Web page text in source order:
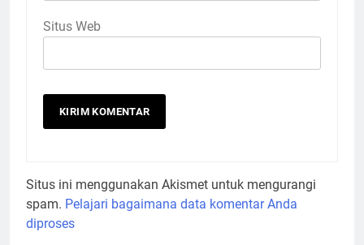
Situs Web
Situs ini menggunakan Akismet untuk mengurangi
spam. Pelajari bagaimana data komentar Anda
diproses